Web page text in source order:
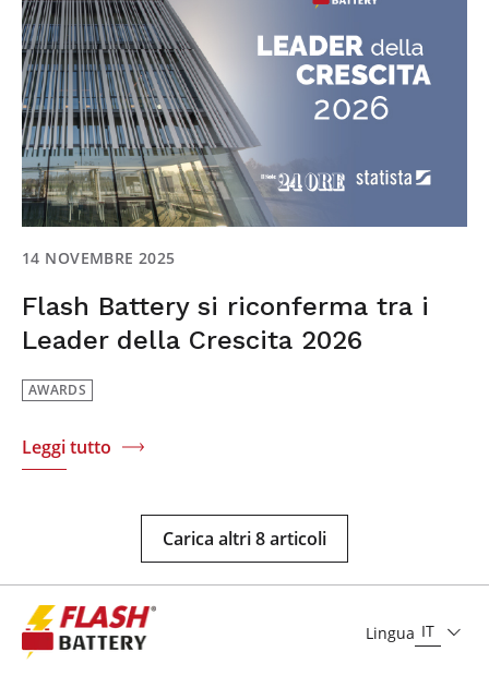
14 NOVEMBRE 2025
Flash Battery si riconferma tra i
Leader della Crescita 2026
AWARDS
Leggi tutto
Carica altri 8 articoli
Lingua IT